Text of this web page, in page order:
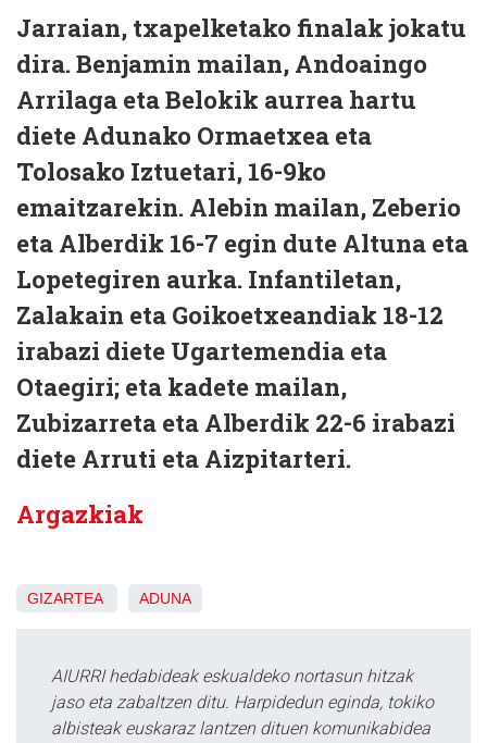
Jarraian, txapelketako finalak jokatu
dira. Benjamin mailan, Andoaingo
Arrilaga eta Belokik aurrea hartu
diete Adunako Ormaetxea eta
Tolosako Iztuetari, 16-9ko
emaitzarekin. Alebin mailan, Zeberio
eta Alberdik 16-7 egin dute Altuna eta
Lopetegiren aurka. Infantiletan,
Zalakain eta Goikoetxeandiak 18-12
irabazi diete Ugartemendia eta
Otaegiri; eta kadete mailan,
Zubizarreta eta Alberdik 22-6 irabazi
diete Arruti eta Aizpitarteri.
Argazkiak
GIZARTEA ADUNA
AIURRI hedabideak eskualdeko nortasun hitzak
jaso eta zabaltzen ditu. Harpidedun eginda, tokiko
albisteak euskaraz lantzen dituen komunikabidea